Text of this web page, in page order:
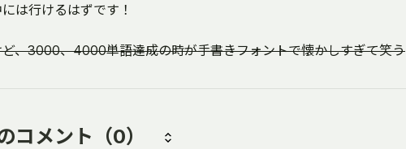
は行けるはずです！
、3000、4000単語達成の時が手書きフォントで懐かしすぎて笑う
コメント （0）